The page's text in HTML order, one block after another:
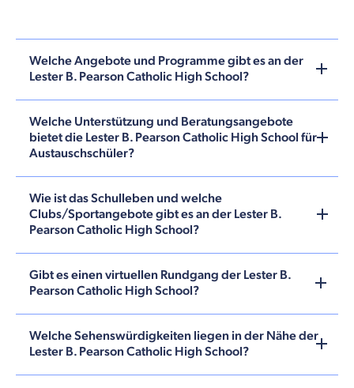
Welche Angebote und Programme gibt es an der
Lester B. Pearson Catholic High School?
Welche Unterstützung und Beratungsangebote
bietet die Lester B. Pearson Catholic High School für
Austauschschüler?
Wie ist das Schulleben und welche
Clubs/Sportangebote gibt es an der Lester B.
Pearson Catholic High School?
Gibt es einen virtuellen Rundgang der Lester B.
Pearson Catholic High School?
Welche Sehenswürdigkeiten liegen in der Nähe der
Lester B. Pearson Catholic High School?